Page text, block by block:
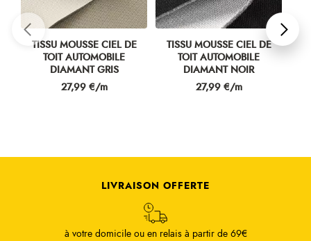
TISSU MOUSSE CIEL DE
TOIT AUTOMOBILE
DIAMANT GRIS
Prix
27,99 €/m
TISSU MOUSSE CIEL DE
TOIT AUTOMOBILE
DIAMANT NOIR
Prix
27,99 €/m
LIVRAISON OFFERTE
à votre domicile ou en relais à partir de 69€